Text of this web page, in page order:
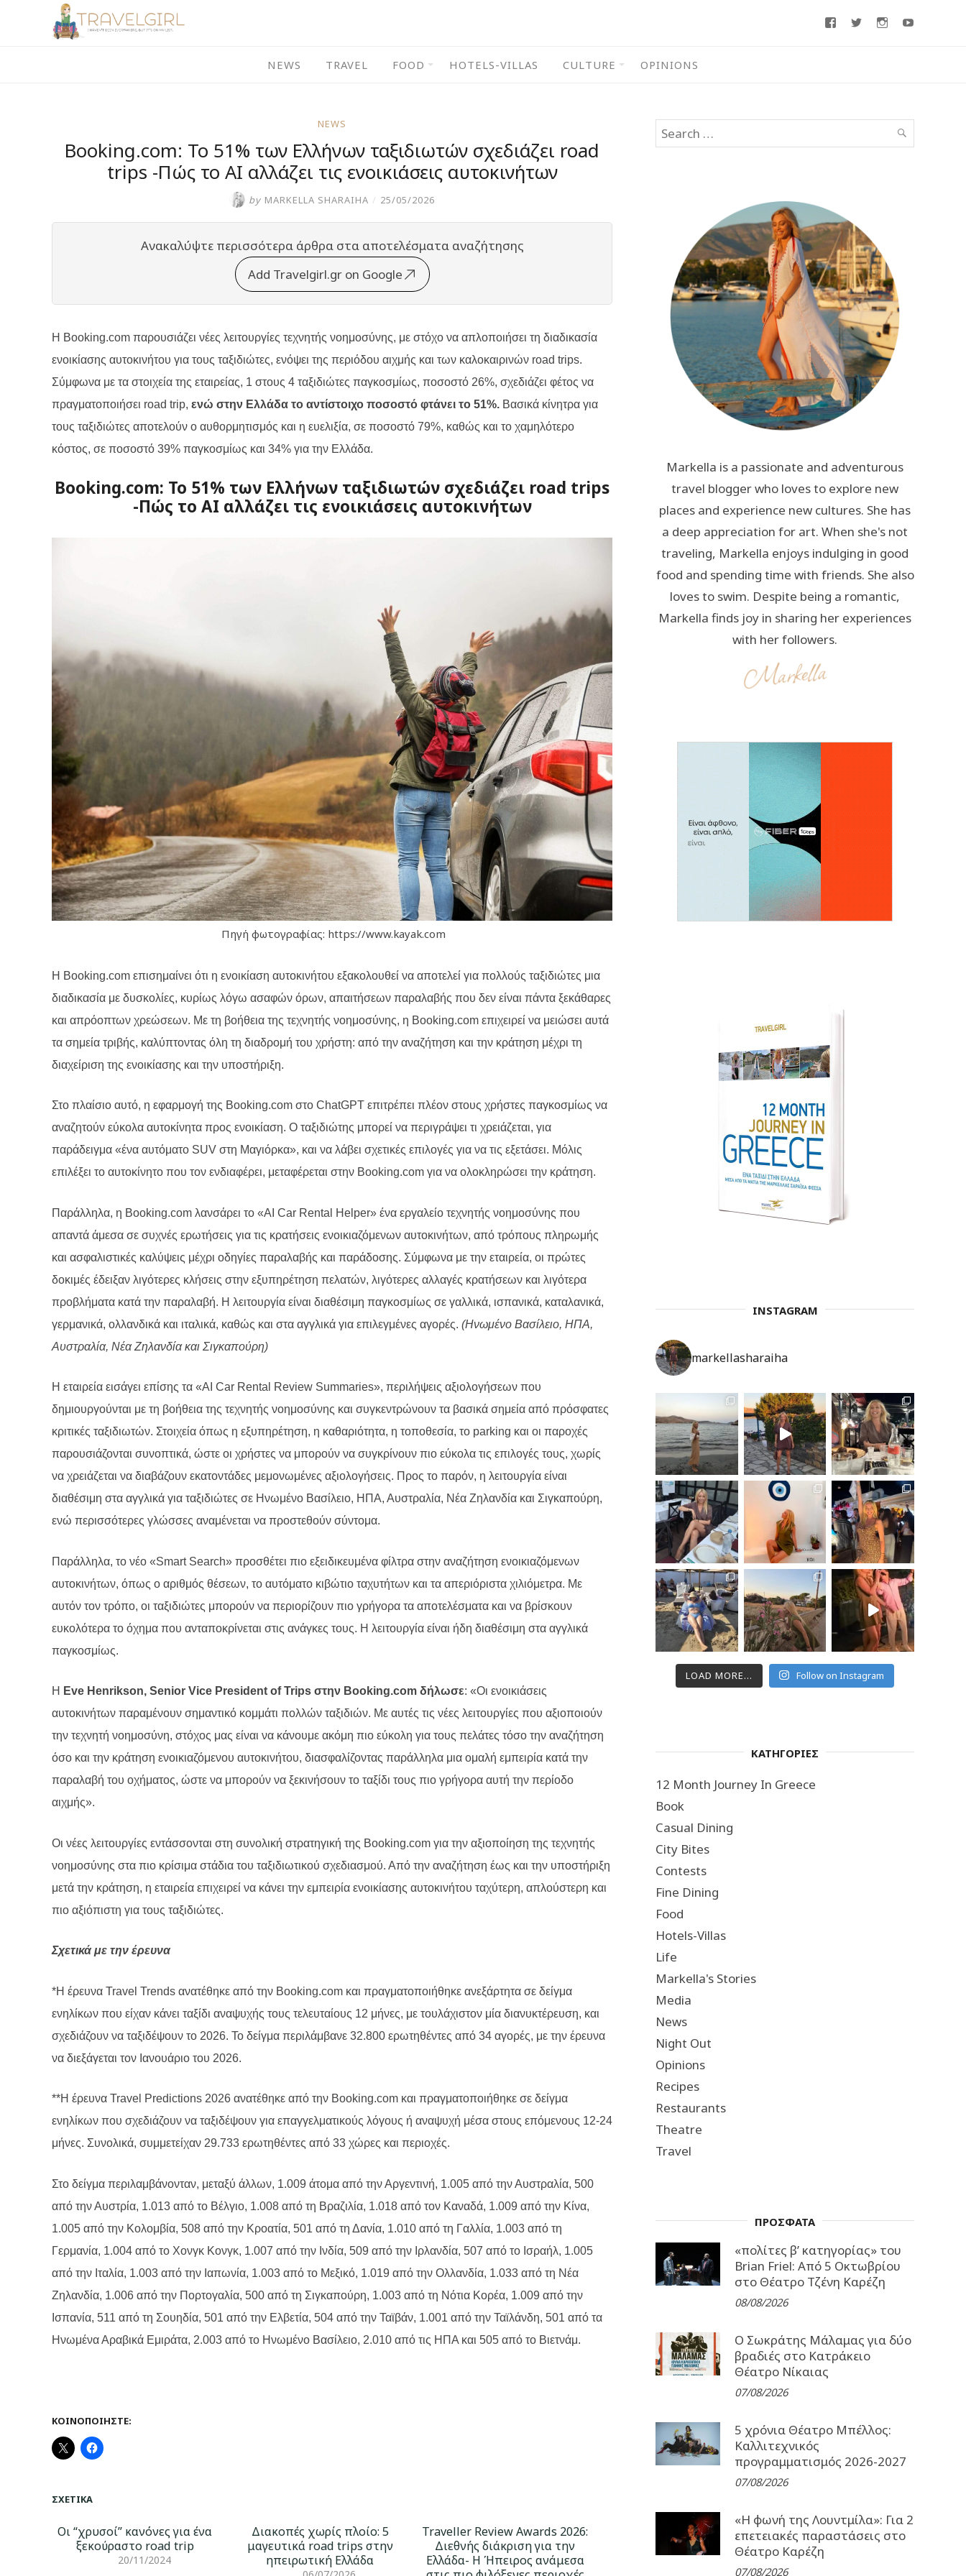
FacebookTwitterInstagram
NEWS TRAVEL FOOD HOTELS-VILLAS CULTURE OPINIONS
NEWS
Booking.com: Το 51% των Ελλήνων ταξιδιωτών σχεδιάζει road
trips -Πώς το AI αλλάζει τις ενοικιάσεις αυτοκινήτων
by MARKELLA SHARAIHA / 25/05/2026
Ανακαλύψτε περισσότερα άρθρα στα αποτελέσματα αναζήτησης
Add Travelgirl.gr on Google
Η Booking.com παρουσιάζει νέες λειτουργίες τεχνητής νοημοσύνης, με στόχο να απλοποιήσει τη διαδικασία
ενοικίασης αυτοκινήτου για τους ταξιδιώτες, ενόψει της περιόδου αιχμής και των καλοκαιρινών road trips.
Σύμφωνα με τα στοιχεία της εταιρείας, 1 στους 4 ταξιδιώτες παγκοσμίως, ποσοστό 26%, σχεδιάζει φέτος να
πραγματοποιήσει road trip, ενώ στην Ελλάδα το αντίστοιχο ποσοστό φτάνει το 51%. Βασικά κίνητρα για
τους ταξιδιώτες αποτελούν ο αυθορμητισμός και η ευελιξία, σε ποσοστό 79%, καθώς και το χαμηλότερο
κόστος, σε ποσοστό 39% παγκοσμίως και 34% για την Ελλάδα.
Booking.com: Το 51% των Ελλήνων ταξιδιωτών σχεδιάζει road trips
-Πώς το AI αλλάζει τις ενοικιάσεις αυτοκινήτων
Πηγή φωτογραφίας: https://www.kayak.com
Η Booking.com επισημαίνει ότι η ενοικίαση αυτοκινήτου εξακολουθεί να αποτελεί για πολλούς ταξιδιώτες μια
διαδικασία με δυσκολίες, κυρίως λόγω ασαφών όρων, απαιτήσεων παραλαβής που δεν είναι πάντα ξεκάθαρες
και απρόοπτων χρεώσεων. Με τη βοήθεια της τεχνητής νοημοσύνης, η Booking.com επιχειρεί να μειώσει αυτά
τα σημεία τριβής, καλύπτοντας όλη τη διαδρομή του χρήστη: από την αναζήτηση και την κράτηση μέχρι τη
διαχείριση της ενοικίασης και την υποστήριξη.
Στο πλαίσιο αυτό, η εφαρμογή της Booking.com στο ChatGPT επιτρέπει πλέον στους χρήστες παγκοσμίως να
αναζητούν εύκολα αυτοκίνητα προς ενοικίαση. Ο ταξιδιώτης μπορεί να περιγράψει τι χρειάζεται, για
παράδειγμα «ένα αυτόματο SUV στη Μαγιόρκα», και να λάβει σχετικές επιλογές για να τις εξετάσει. Μόλις
επιλέξει το αυτοκίνητο που τον ενδιαφέρει, μεταφέρεται στην Booking.com για να ολοκληρώσει την κράτηση.
Παράλληλα, η Booking.com λανσάρει το «AI Car Rental Helper» ένα εργαλείο τεχνητής νοημοσύνης που
απαντά άμεσα σε συχνές ερωτήσεις για τις κρατήσεις ενοικιαζόμενων αυτοκινήτων, από τρόπους πληρωμής
και ασφαλιστικές καλύψεις μέχρι οδηγίες παραλαβής και παράδοσης. Σύμφωνα με την εταιρεία, οι πρώτες
δοκιμές έδειξαν λιγότερες κλήσεις στην εξυπηρέτηση πελατών, λιγότερες αλλαγές κρατήσεων και λιγότερα
προβλήματα κατά την παραλαβή. Η λειτουργία είναι διαθέσιμη παγκοσμίως σε γαλλικά, ισπανικά, καταλανικά,
γερμανικά, ολλανδικά και ιταλικά, καθώς και στα αγγλικά για επιλεγμένες αγορές. (Ηνωμένο Βασίλειο, ΗΠΑ,
Αυστραλία, Νέα Ζηλανδία και Σιγκαπούρη)
Η εταιρεία εισάγει επίσης τα «AI Car Rental Review Summaries», περιλήψεις αξιολογήσεων που
δημιουργούνται με τη βοήθεια της τεχνητής νοημοσύνης και συγκεντρώνουν τα βασικά σημεία από πρόσφατες
κριτικές ταξιδιωτών. Στοιχεία όπως η εξυπηρέτηση, η καθαριότητα, η τοποθεσία, το parking και οι παροχές
παρουσιάζονται συνοπτικά, ώστε οι χρήστες να μπορούν να συγκρίνουν πιο εύκολα τις επιλογές τους, χωρίς
να χρειάζεται να διαβάζουν εκατοντάδες μεμονωμένες αξιολογήσεις. Προς το παρόν, η λειτουργία είναι
διαθέσιμη στα αγγλικά για ταξιδιώτες σε Ηνωμένο Βασίλειο, ΗΠΑ, Αυστραλία, Νέα Ζηλανδία και Σιγκαπούρη,
ενώ περισσότερες γλώσσες αναμένεται να προστεθούν σύντομα.
Παράλληλα, το νέο «Smart Search» προσθέτει πιο εξειδικευμένα φίλτρα στην αναζήτηση ενοικιαζόμενων
αυτοκινήτων, όπως ο αριθμός θέσεων, το αυτόματο κιβώτιο ταχυτήτων και τα απεριόριστα χιλιόμετρα. Με
αυτόν τον τρόπο, οι ταξιδιώτες μπορούν να περιορίζουν πιο γρήγορα τα αποτελέσματα και να βρίσκουν
ευκολότερα το όχημα που ανταποκρίνεται στις ανάγκες τους. Η λειτουργία είναι ήδη διαθέσιμη στα αγγλικά
παγκοσμίως.
Η Eve Henrikson, Senior Vice President of Trips στην Booking.com δήλωσε: «Οι ενοικιάσεις
αυτοκινήτων παραμένουν σημαντικό κομμάτι πολλών ταξιδιών. Με αυτές τις νέες λειτουργίες που αξιοποιούν
την τεχνητή νοημοσύνη, στόχος μας είναι να κάνουμε ακόμη πιο εύκολη για τους πελάτες τόσο την αναζήτηση
όσο και την κράτηση ενοικιαζόμενου αυτοκινήτου, διασφαλίζοντας παράλληλα μια ομαλή εμπειρία κατά την
παραλαβή του οχήματος, ώστε να μπορούν να ξεκινήσουν το ταξίδι τους πιο γρήγορα αυτή την περίοδο
αιχμής».
Οι νέες λειτουργίες εντάσσονται στη συνολική στρατηγική της Booking.com για την αξιοποίηση της τεχνητής
νοημοσύνης στα πιο κρίσιμα στάδια του ταξιδιωτικού σχεδιασμού. Από την αναζήτηση έως και την υποστήριξη
μετά την κράτηση, η εταιρεία επιχειρεί να κάνει την εμπειρία ενοικίασης αυτοκινήτου ταχύτερη, απλούστερη και
πιο αξιόπιστη για τους ταξιδιώτες.
Σχετικά με την έρευνα
*Η έρευνα Travel Trends ανατέθηκε από την Booking.com και πραγματοποιήθηκε ανεξάρτητα σε δείγμα
ενηλίκων που είχαν κάνει ταξίδι αναψυχής τους τελευταίους 12 μήνες, με τουλάχιστον μία διανυκτέρευση, και
σχεδιάζουν να ταξιδέψουν το 2026. Το δείγμα περιλάμβανε 32.800 ερωτηθέντες από 34 αγορές, με την έρευνα
να διεξάγεται τον Ιανουάριο του 2026.
**Η έρευνα Travel Predictions 2026 ανατέθηκε από την Booking.com και πραγματοποιήθηκε σε δείγμα
ενηλίκων που σχεδιάζουν να ταξιδέψουν για επαγγελματικούς λόγους ή αναψυχή μέσα στους επόμενους 12-24
μήνες. Συνολικά, συμμετείχαν 29.733 ερωτηθέντες από 33 χώρες και περιοχές.
Στο δείγμα περιλαμβάνονταν, μεταξύ άλλων, 1.009 άτομα από την Αργεντινή, 1.005 από την Αυστραλία, 500
από την Αυστρία, 1.013 από το Βέλγιο, 1.008 από τη Βραζιλία, 1.018 από τον Καναδά, 1.009 από την Κίνα,
1.005 από την Κολομβία, 508 από την Κροατία, 501 από τη Δανία, 1.010 από τη Γαλλία, 1.003 από τη
Γερμανία, 1.004 από το Χονγκ Κονγκ, 1.007 από την Ινδία, 509 από την Ιρλανδία, 507 από το Ισραήλ, 1.005
από την Ιταλία, 1.003 από την Ιαπωνία, 1.003 από το Μεξικό, 1.019 από την Ολλανδία, 1.033 από τη Νέα
Ζηλανδία, 1.006 από την Πορτογαλία, 500 από τη Σιγκαπούρη, 1.003 από τη Νότια Κορέα, 1.009 από την
Ισπανία, 511 από τη Σουηδία, 501 από την Ελβετία, 504 από την Ταϊβάν, 1.001 από την Ταϊλάνδη, 501 από τα
Ηνωμένα Αραβικά Εμιράτα, 2.003 από το Ηνωμένο Βασίλειο, 2.010 από τις ΗΠΑ και 505 από το Βιετνάμ.
ΚΟΙΝΟΠΟΙΉΣΤΕ:
ΣΧΕΤΙΚΆ
Οι “χρυσοί” κανόνες για ένα
ξεκούραστο road trip
20/11/2024
Διακοπές χωρίς πλοίο: 5
μαγευτικά road trips στην
ηπειρωτική Ελλάδα
Traveller Review Awards 2026:
Διεθνής διάκριση για την
Ελλάδα- Η Ήπειρος ανάμεσα
Search
for:
SEARCH
Markella is a passionate and adventurous
travel blogger who loves to explore new
places and experience new cultures. She has
a deep appreciation for art. When she's not
traveling, Markella enjoys indulging in good
food and spending time with friends. She also
loves to swim. Despite being a romantic,
Markella finds joy in sharing her experiences
with her followers.
INSTAGRAM
markellasharaiha
LOAD MORE... Follow on Instagram
ΚΑΤΗΓΟΡΙΕΣ
12 Month Journey In Greece
Book
Casual Dining
City Bites
Contests
Fine Dining
Food
Hotels-Villas
Life
Markella's Stories
Media
News
Night Out
Opinions
Recipes
Restaurants
Theatre
Travel
ΠΡΟΣΦΑΤΑ
«πολίτες β’ κατηγορίας» του
Brian Friel: Από 5 Οκτωβρίου
στο Θέατρο Τζένη Καρέζη
08/08/2026
Ο Σωκράτης Μάλαμας για δύο
βραδιές στο Κατράκειο
Θέατρο Νίκαιας
07/08/2026
5 χρόνια Θέατρο Μπέλλος:
Καλλιτεχνικός
προγραμματισμός 2026-2027
07/08/2026
«Η φωνή της Λουντμίλα»: Για 2
επετειακές παραστάσεις στο
Θέατρο Καρέζη
07/08/2026